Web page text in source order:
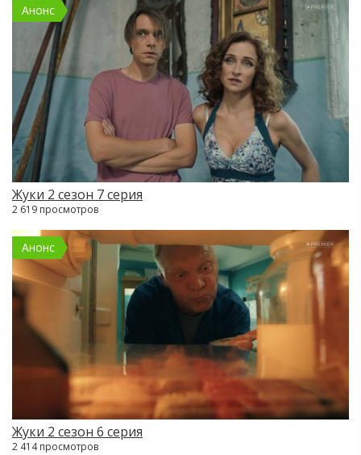
Анонс
Жуки 2 сезон 7 серия
2 619 просмотров
Анонс
Жуки 2 сезон 6 серия
2 414 просмотров